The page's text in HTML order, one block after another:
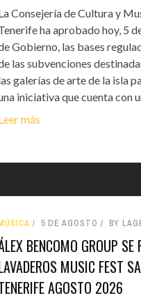
Consejería de Cultura y
ha aprobado hoy, 5
Gobierno, las bases
las subvenciones
galerías de arte de la isla
iniciativa que cuenta con
más
5 DE AGOSTO BY
BENCOMO GROUP SE
MUSIC FEST
AGOSTO 2026